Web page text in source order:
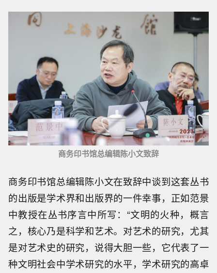
商务印书馆总编辑陈小文致辞
商务印书馆总编辑陈小文在致辞中谈到这套丛书
的出版是学术界和出版界的一件幸事，正如范景
中教授在丛书序言中所写：“文明的火种，概言
之，核心乃是科学和艺术。对艺术的研究，尤其
是对艺术史的研究，说得大胆一些，它代表了一
种文明社会中学术研究的水平，学术研究的高卓